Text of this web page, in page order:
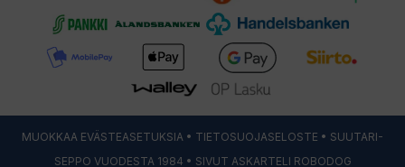
MUOKKAA EVÄSTEASETUKSIA • TIETOSUOJASELOSTE • SUUTARI-
SEPPO VUODESTA 1984 • SIVUT ASKARTELI ROBODOG